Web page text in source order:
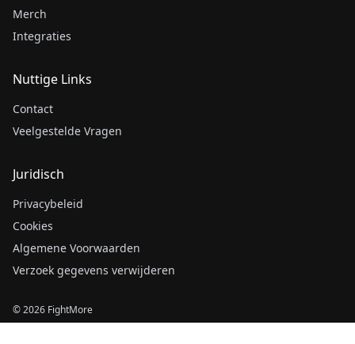
Merch
Integraties
Nuttige Links
Contact
Veelgestelde Vragen
Juridisch
Privacybeleid
Cookies
Algemene Voorwaarden
Verzoek gegevens verwijderen
© 2026 FightMore